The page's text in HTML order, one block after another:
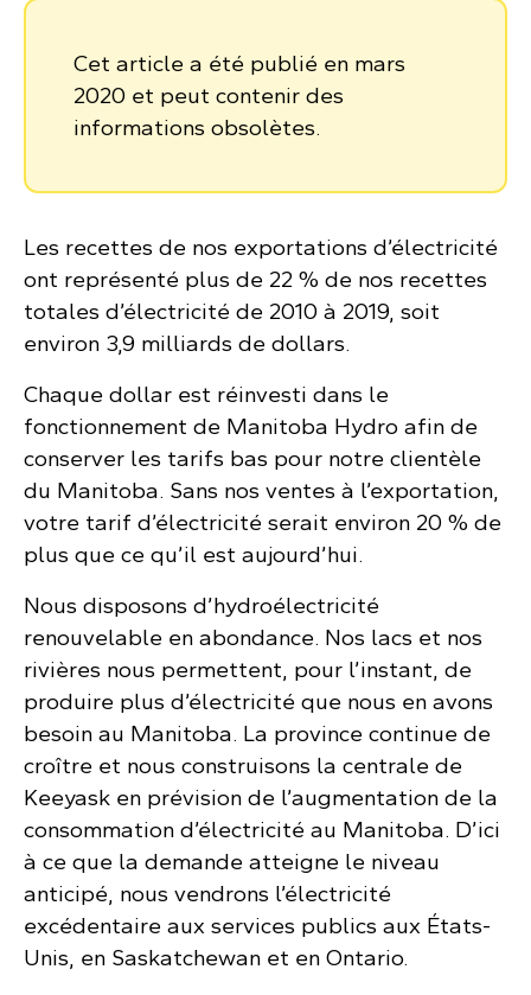
Cet article a été publié en mars
2020 et peut contenir des
informations obsolètes.
Les recettes de nos exportations d’électricité
ont représenté plus de 22 % de nos recettes
totales d’électricité de 2010 à 2019, soit
environ 3,9 milliards de dollars.
Chaque dollar est réinvesti dans le
fonctionnement de Manitoba Hydro afin de
conserver les tarifs bas pour notre clientèle
du Manitoba. Sans nos ventes à l’exportation,
votre tarif d’électricité serait environ 20 % de
plus que ce qu’il est aujourd’hui.
Nous disposons d’hydroélectricité
renouvelable en abondance. Nos lacs et nos
rivières nous permettent, pour l’instant, de
produire plus d’électricité que nous en avons
besoin au Manitoba. La province continue de
croître et nous construisons la centrale de
Keeyask en prévision de l’augmentation de la
consommation d’électricité au Manitoba. D’ici
à ce que la demande atteigne le niveau
anticipé, nous vendrons l’électricité
excédentaire aux services publics aux États-
Unis, en Saskatchewan et en Ontario.